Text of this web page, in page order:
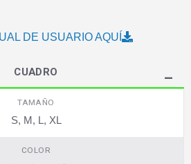
DE USUARIO AQUÍ
CUADRO
TAMAÑO
S, M, L, XL
COLOR